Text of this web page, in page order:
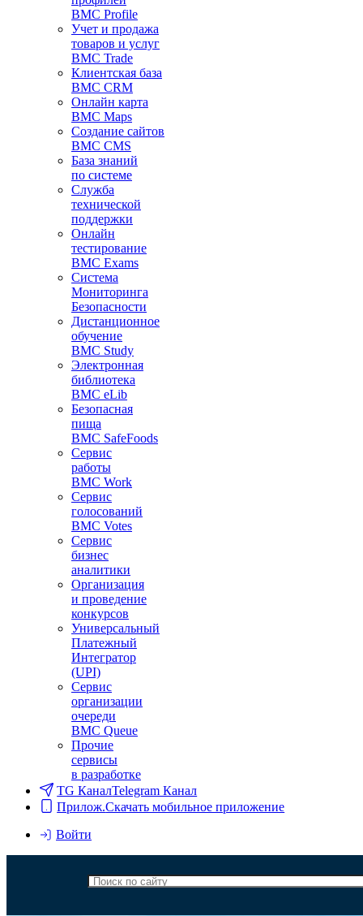
BMC Profile
Учет и продажа
товаров и услуг
BMC Trade
Клиентская база
BMC CRM
Онлайн карта
BMC Maps
Создание сайтов
BMC CMS
База знаний
по системе
Служба
технической
поддержки
Онлайн
тестирование
BMC Exams
Система
Мониторинга
Безопасности
Дистанционное
обучение
BMC Study
Электронная
библиотека
BMC eLib
Безопасная
пища
BMC SafeFoods
Сервис
работы
BMC Work
Сервис
голосований
BMC Votes
Сервис
бизнес
аналитики
Организация
и проведение
конкурсов
Универсальный
Платежный
Интегратор
(UPI)
Сервис
организации
очереди
BMC Queue
Прочие
сервисы
в разработке
TG КаналTelegram Канал
Прилож.Скачать мобильное приложение
Войти